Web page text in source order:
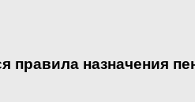
правила назначения